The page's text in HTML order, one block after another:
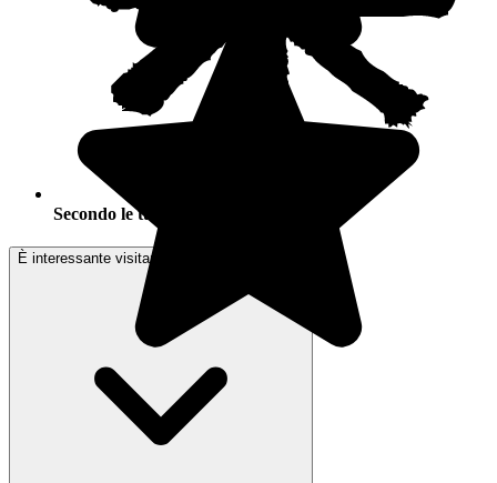
Secondo le tue attività
È interessante visitare la Polonia in inverno?